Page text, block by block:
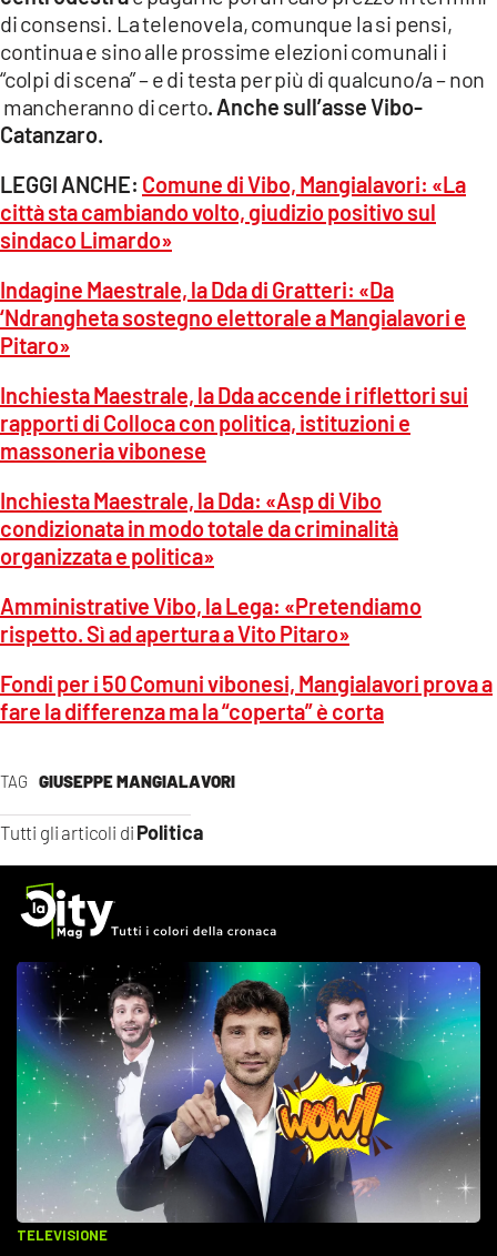
TAG GIUSEPPE MANGIALAVORI
Tutti gli articoli di Politica
di consensi. La telenovela, comunque la si pensi,
continua e sino alle prossime elezioni comunali i
“colpi di scena” – e di testa per più di qualcuno/a – non
mancheranno di certo. Anche sull’asse Vibo-
Catanzaro.
LEGGI ANCHE: Comune di Vibo, Mangialavori: «La
città sta cambiando volto, giudizio positivo sul
sindaco Limardo»
Indagine Maestrale, la Dda di Gratteri: «Da
‘Ndrangheta sostegno elettorale a Mangialavori e
Pitaro»
Inchiesta Maestrale, la Dda accende i riflettori sui
rapporti di Colloca con politica, istituzioni e
massoneria vibonese
Inchiesta Maestrale, la Dda: «Asp di Vibo
condizionata in modo totale da criminalità
organizzata e politica»
Amministrative Vibo, la Lega: «Pretendiamo
rispetto. Sì ad apertura a Vito Pitaro»
Fondi per i 50 Comuni vibonesi, Mangialavori prova a
fare la differenza ma la “coperta” è corta